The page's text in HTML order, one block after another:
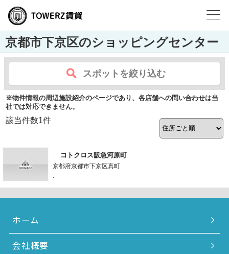
京都市下京区のショッピングセンター
スポットを絞り込む
※物件情報の周辺施設紹介のページであり、各店舗への問い合わせは当
社では対応できません。
該当件数1件
コトクロス阪急河原町
京都府京都市下京区真町
-
ホーム
会社概要